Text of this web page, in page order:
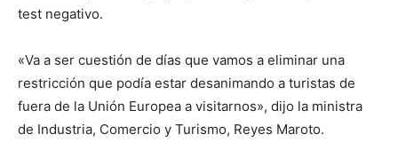
test negativo.
«Va a ser cuestión de días que vamos a eliminar una
restricción que podía estar desanimando a turistas de
fuera de la Unión Europea a visitarnos», dijo la ministra
de Industria, Comercio y Turismo, Reyes Maroto.